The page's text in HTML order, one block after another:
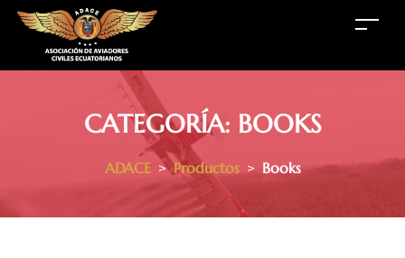
CATEGORÍA: BOOKS
ADACE > Productos > Books